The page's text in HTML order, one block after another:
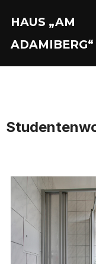
Inhalten
springen
HAUS „AM
ADAMIBERG“